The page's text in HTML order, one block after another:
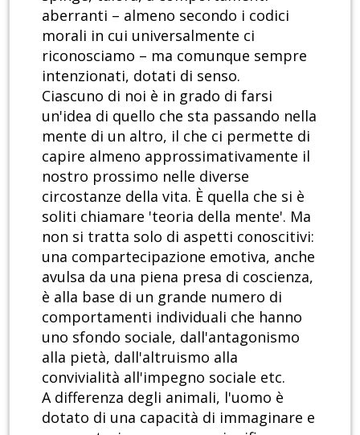
aberranti – almeno secondo i codici
morali in cui universalmente ci
riconosciamo – ma comunque sempre
intenzionati, dotati di senso.
Ciascuno di noi è in grado di farsi
un'idea di quello che sta passando nella
mente di un altro, il che ci permette di
capire almeno approssimativamente il
nostro prossimo nelle diverse
circostanze della vita. È quella che si è
soliti chiamare 'teoria della mente'. Ma
non si tratta solo di aspetti conoscitivi:
una compartecipazione emotiva, anche
avulsa da una piena presa di coscienza,
è alla base di un grande numero di
comportamenti individuali che hanno
uno sfondo sociale, dall'antagonismo
alla pietà, dall'altruismo alla
convivialità all'impegno sociale etc.
A differenza degli animali, l'uomo è
dotato di una capacità di immaginare e